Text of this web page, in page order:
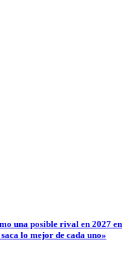
una posible rival en 2027 en
lo mejor de cada uno»